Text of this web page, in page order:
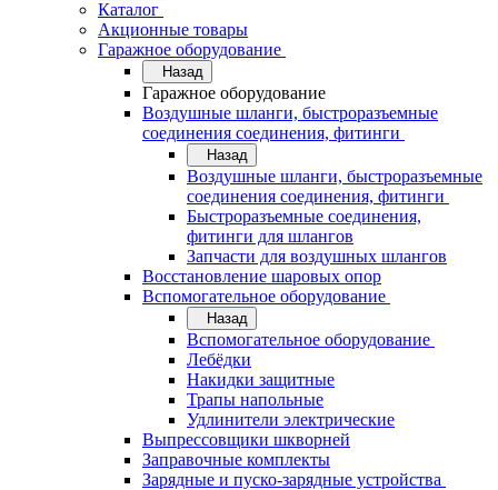
Каталог
Акционные товары
Гаражное оборудование
Назад
Гаражное оборудование
Воздушные шланги, быстроразъемные
соединения соединения, фитинги
Назад
Воздушные шланги, быстроразъемные
соединения соединения, фитинги
Быстроразъемные соединения,
фитинги для шлангов
Запчасти для воздушных шлангов
Восстановление шаровых опор
Вспомогательное оборудование
Назад
Вспомогательное оборудование
Лебёдки
Накидки защитные
Трапы напольные
Удлинители электрические
Выпрессовщики шкворней
Заправочные комплекты
Зарядные и пуско-зарядные устройства